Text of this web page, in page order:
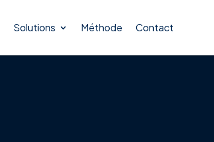
Solutions Méthode Contact